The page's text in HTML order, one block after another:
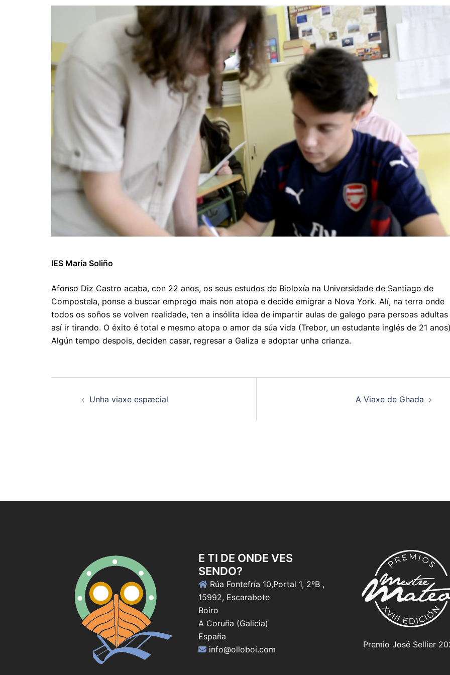
IES María Soliño
Afonso Diz Castro acaba, con 22 anos, os seus estudos de Bioloxía na Universidade de Santiago de
Compostela, ponse a buscar emprego mais non atopa e decide emigrar a Nova York. Alí, na terra onde
todos os soños se volven realidade, ten a insólita idea de impartir aulas de galego para persoas adultas
así ir tirando. O éxito é total e mesmo atopa o amor da súa vida (Trebor, un estudante inglés de 21
Algún tempo despois, deciden casar, regresar a Galiza e adoptar unha crianza.
Unha viaxe espæcial A Viaxe de Ghada
E TI DE ONDE VES
SENDO?
Rúa Fontefría 10,Portal 1, 2ºB ,
15992, Escarabote
Boiro
A Coruña (Galicia)
España
info@olloboi.com
Premio José Sellier